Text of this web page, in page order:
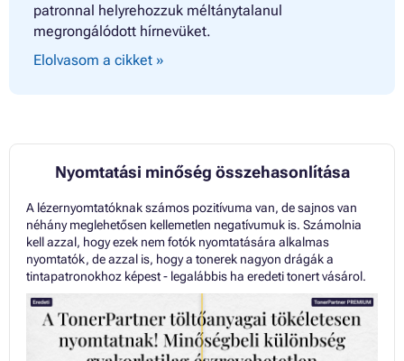
patronnal helyrehozzuk méltánytalanul
megrongálódott hírnevüket.
Elolvasom a cikket »
Nyomtatási minőség összehasonlítása
A lézernyomtatóknak számos pozitívuma van, de sajnos van
néhány meglehetősen kellemetlen negatívumuk is. Számolnia
kell azzal, hogy ezek nem fotók nyomtatására alkalmas
nyomtatók, de azzal is, hogy a tonerek nagyon drágák a
tintapatronokhoz képest - legalábbis ha eredeti tonert vásárol.